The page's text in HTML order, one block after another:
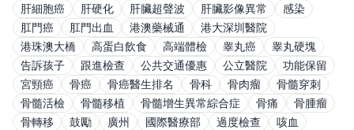
肝細胞癌
肝硬化 肝臟超聲波 肝臟影像異常
感染
肛門癌
肛門出血 港澳藥械通
港大深圳醫院
港珠澳大橋
高蛋白飲食 高端體檢 睾丸癌
睾丸硬塊
告訴孩子
跟進檢查 公共交通優惠 公立醫院
功能保留
宮頸癌
骨癌 骨癌醫生排名 骨科 骨肉瘤
骨髓穿刺
骨髓活檢
骨髓移植 骨髓增生異常綜合症 骨痛
骨腫瘤
骨轉移
鼓勵 廣州 國際醫療部 過度檢查
咳血